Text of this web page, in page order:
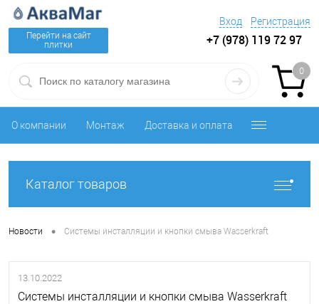
Перейти на сайт
плитки
Вход Регистрация
+7 (978) 119 72 97
0
О компании Монтаж Доставка и оплата
Каталог товаров
Новости • Системы инсталляции и кнопки смыва Wasserkraft
13.10.2022
Системы инсталляции и кнопки смыва Wasserkraft